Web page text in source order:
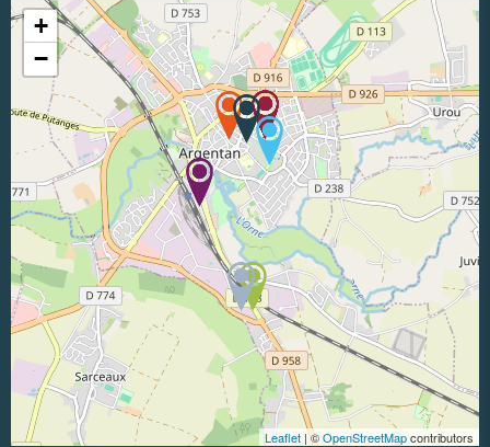
+
−
Leaflet | ©OpenStreetMapcontributors